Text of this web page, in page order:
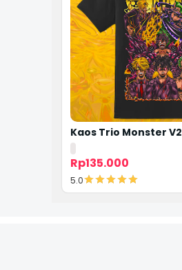
Kaos Trio Monster V2
Rp135.000
5.0